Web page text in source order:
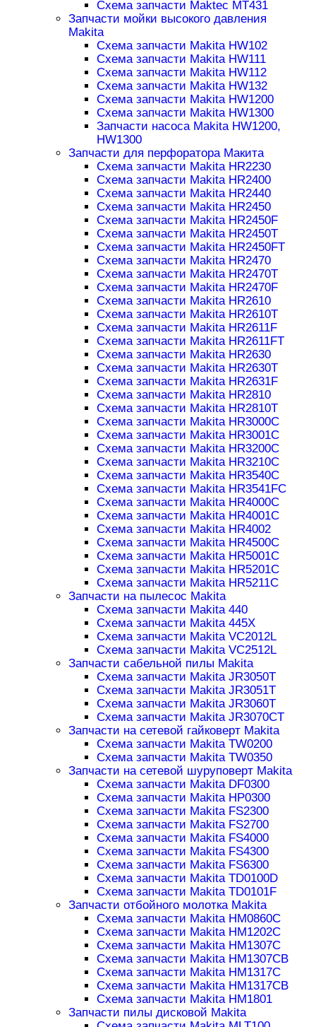
Схема запчасти Maktec MT431
Запчасти мойки высокого давления
Makita
Схема запчасти Makita HW102
Схема запчасти Makita HW111
Схема запчасти Makita HW112
Схема запчасти Makita HW132
Схема запчасти Makita HW1200
Схема запчасти Makita HW1300
Запчасти насоса Makita HW1200,
HW1300
Запчасти для перфоратора Макита
Схема запчасти Makita HR2230
Схема запчасти Makita HR2400
Схема запчасти Makita HR2440
Схема запчасти Makita HR2450
Схема запчасти Makita HR2450F
Схема запчасти Makita HR2450T
Схема запчасти Makita HR2450FT
Схема запчасти Makita HR2470
Схема запчасти Makita HR2470T
Схема запчасти Makita HR2470F
Схема запчасти Makita HR2610
Схема запчасти Makita HR2610T
Схема запчасти Makita HR2611F
Схема запчасти Makita HR2611FT
Схема запчасти Makita HR2630
Схема запчасти Makita HR2630T
Схема запчасти Makita HR2631F
Схема запчасти Makita HR2810
Схема запчасти Makita HR2810T
Схема запчасти Makita HR3000C
Схема запчасти Makita HR3001C
Схема запчасти Makita HR3200C
Схема запчасти Makita HR3210C
Схема запчасти Makita HR3540C
Схема запчасти Makita HR3541FC
Схема запчасти Makita HR4000C
Схема запчасти Makita HR4001C
Схема запчасти Makita HR4002
Схема запчасти Makita HR4500C
Схема запчасти Makita HR5001C
Схема запчасти Makita HR5201C
Схема запчасти Makita HR5211C
Запчасти на пылесос Makita
Схема запчасти Makita 440
Схема запчасти Makita 445X
Схема запчасти Makita VC2012L
Схема запчасти Makita VC2512L
Запчасти сабельной пилы Makita
Схема запчасти Makita JR3050T
Схема запчасти Makita JR3051T
Схема запчасти Makita JR3060T
Схема запчасти Makita JR3070CT
Запчасти на сетевой гайковерт Makita
Схема запчасти Makita TW0200
Схема запчасти Makita TW0350
Запчасти на сетевой шуруповерт Makita
Схема запчасти Makita DF0300
Схема запчасти Makita HP0300
Схема запчасти Makita FS2300
Схема запчасти Makita FS2700
Схема запчасти Makita FS4000
Схема запчасти Makita FS4300
Схема запчасти Makita FS6300
Схема запчасти Makita TD0100D
Схема запчасти Makita TD0101F
Запчасти отбойного молотка Makita
Схема запчасти Makita HM0860C
Схема запчасти Makita HM1202C
Схема запчасти Makita HM1307C
Схема запчасти Makita HM1307CB
Схема запчасти Makita HM1317C
Схема запчасти Makita HM1317CB
Схема запчасти Makita HM1801
Запчасти пилы дисковой Makita